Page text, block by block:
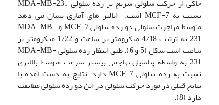
حاکی از حرکت سلولی سریع تر رده سلولی MDA-MB-231
نسبت به MCF-7 است. انالیز های آماری نشان می دهد
متوسط مهاجرت سلولی دو رده سلولی MCF-7 و MDA-MB-
231 به ترتیب 4/18 میکرومتر بر ساعت و 1/22 میکرومتر بر
ساعت است شکل (5 و 6). طبق انتظار رده سلولی MDA-MB-
231 به واسطه پتاسیل تهاجمی بیشتر سرعت متوسط بالاتری
نسبت به رده سلولی MCF-7 دارد. نتایج به دست آمده با
نتایج قبلی در مورد حرکت سلولی در این دو رده سلولی مطابقت
دارد (8).